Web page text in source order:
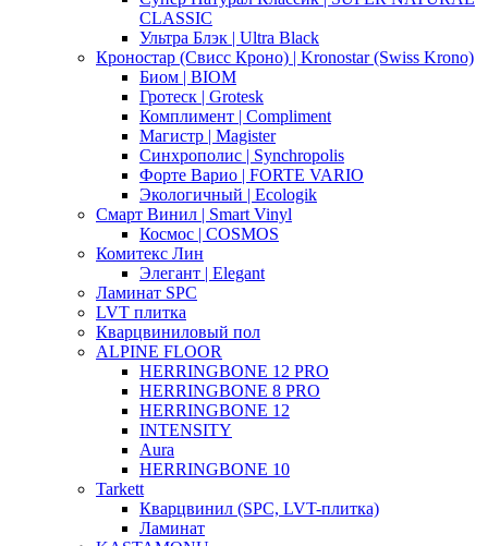
CLASSIC
Ультра Блэк | Ultra Black
Кроностар (Свисс Кроно) | Kronostar (Swiss Krono)
Биом | BIOM
Гротеск | Grotesk
Комплимент | Compliment
Магистр | Magister
Синхрополис | Synchropolis
Форте Варио | FORTE VARIO
Экологичный | Ecologik
Смарт Винил | Smart Vinyl
Космос | COSMOS
Комитекс Лин
Элегант | Elegant
Ламинат SPC
LVT плитка
Кварцвиниловый пол
ALPINE FLOOR
HERRINGBONE 12 PRO
HERRINGBONE 8 PRO
HERRINGBONE 12
INTENSITY
Aura
HERRINGBONE 10
Tarkett
Кварцвинил (SPC, LVT-плитка)
Ламинат